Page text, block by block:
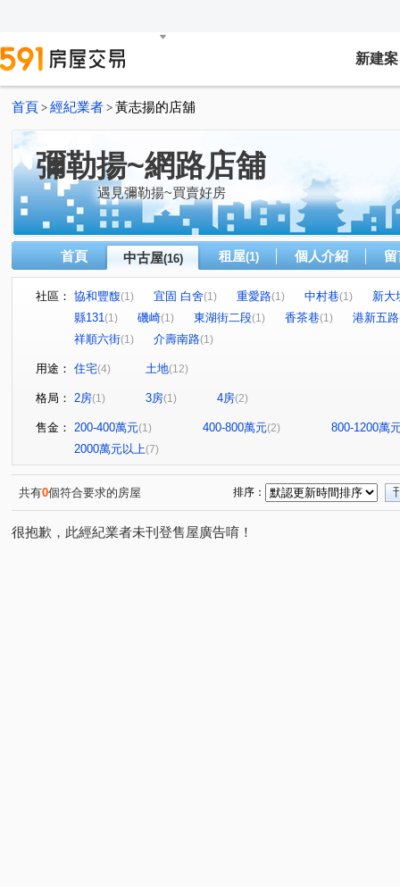
新建案
首頁 > 經紀業者 > 黃志揚的店舖
彌勒揚~網路店舖
遇見彌勒揚~買賣好房
首頁 中古屋(16) 租屋(1) 個人介紹
社區： 協和豐馥(1) 宜固 白舍(1) 重愛路(1) 中村巷(1)
新大
縣131(1) 磯崎(1) 東湖街二段(1) 香茶巷(1) 港新五路
祥順六街(1) 介壽南路(1)
用途： 住宅(4) 土地(12)
格局： 2房(1) 3房(1) 4房(2)
售金： 200-400萬元(1) 400-800萬元(2)
800-1200萬
2000萬元以上(7)
共有0個符合要求的房屋 排序：
很抱歉，此經紀業者未刊登售屋廣告唷！